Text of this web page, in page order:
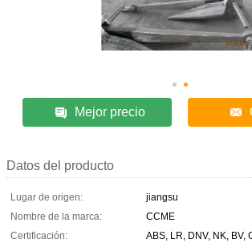
Mejor precio
Datos del producto
Lugar de origen:
jiangsu
Nombre de la marca:
CCME
Certificación:
ABS, LR, DNV, NK, BV,